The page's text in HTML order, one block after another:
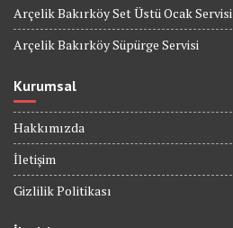
Arçelik Bakırköy Set Üstü Ocak Servisi
Arçelik Bakırköy Süpürge Servisi
Kurumsal
Hakkımızda
İletişim
Gizlilik Politikası